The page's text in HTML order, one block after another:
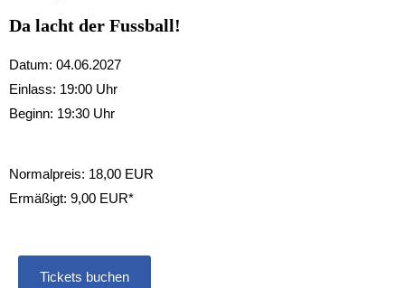
Da lacht der Fussball!
Datum: 04.06.2027
Einlass: 19:00 Uhr
Beginn: 19:30 Uhr
Normalpreis: 18,00 EUR
Ermäßigt: 9,00 EUR*
Tickets buchen